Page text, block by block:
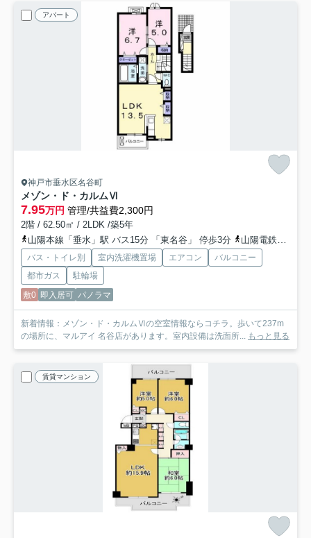
アパート
神戸市垂水区名谷町
メゾン・ド・カルムⅥ
7.95万円 管理/共益費2,300円
2階 / 62.50㎡ / 2LDK /築5年
山陽本線「垂水」駅 バス15分 「東名谷」 停歩3分
山陽電鉄本線「山陽垂水」駅 バス15分 「東名谷」 停歩3分
バス・トイレ別 室内洗濯機置場 エアコン
バルコニー
都市ガス
駐輪場
敷0 即入居可 パノラマ
新着情報：メゾン・ド・カルムⅥの空室情報ならコチラ。歩いて237m
の場所に、マルアイ 名谷店があります。室内設備は洗面所... もっと見る
賃貸マンション